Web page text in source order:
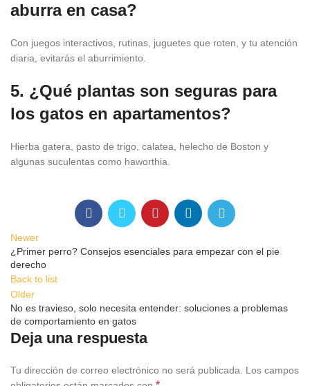
aburra en casa?
Con juegos interactivos, rutinas, juguetes que roten, y tu atención
diaria, evitarás el aburrimiento.
5. ¿Qué plantas son seguras para
los gatos en apartamentos?
Hierba gatera, pasto de trigo, calatea, helecho de Boston y
algunas suculentas como haworthia.
Newer
¿Primer perro? Consejos esenciales para empezar con el pie
derecho
Back to list
Older
No es travieso, solo necesita entender: soluciones a problemas
de comportamiento en gatos
Deja una respuesta
Tu dirección de correo electrónico no será publicada.
Los campos